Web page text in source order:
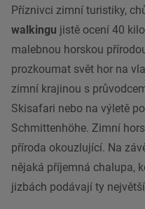
Příznivci zimní turistiky,
walkingu jistě ocení 40
malebnou horskou
prozkoumat svět hor na
zimní krajinou s
Skisafari nebo na výletě
Schmittenhöhe. Zimní
příroda okouzlující. Na
nějaká příjemná chalupa,
jizbách podávají ty